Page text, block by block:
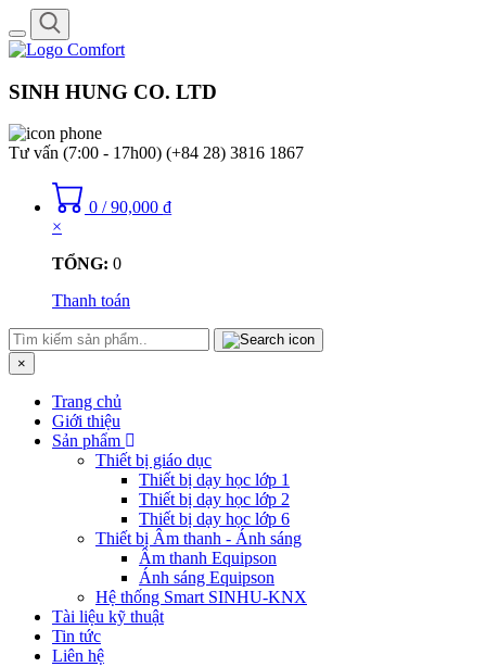
Toggle
navigation
SINH HUNG CO. LTD
Tư vấn (7:00 - 17h00) (+84 28) 3816 1867
0 / 90,000 ₫
×
TỔNG: 0
Thanh toán
×
Trang chủ
Giới thiệu
Sản phẩm
Thiết bị giáo dục
Thiết bị dạy học lớp 1
Thiết bị dạy học lớp 2
Thiết bị dạy học lớp 6
Thiết bị Âm thanh - Ánh sáng
Âm thanh Equipson
Ánh sáng Equipson
Hệ thống Smart SINHU-KNX
Tài liệu kỹ thuật
Tin tức
Liên hệ